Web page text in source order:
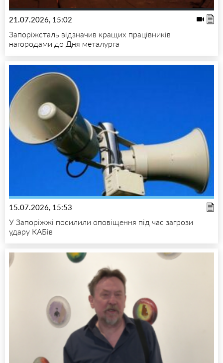
21.07.2026, 15:02
Запоріжсталь відзначив кращих працівників
нагородами до Дня металурга
15.07.2026, 15:53
У Запоріжжі посилили оповіщення під час загрози
удару КАБів